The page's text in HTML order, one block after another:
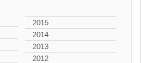
2015
2014
2013
2012